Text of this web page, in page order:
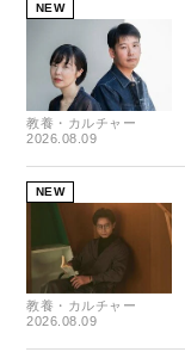
NEW
教養・カルチャー
2026.08.09
NEW
教養・カルチャー
2026.08.09